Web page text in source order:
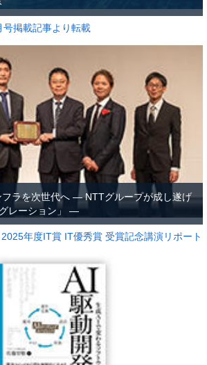
掲載記事より転載
フラを次世代へ ― NTTグループが成し遂げ
レーション」 ―
年度IT賞 IT優秀賞 受賞記念講演リポート